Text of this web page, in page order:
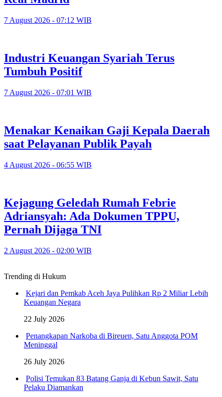
7 August 2026 - 07:12 WIB
Industri Keuangan Syariah Terus
Tumbuh Positif
7 August 2026 - 07:01 WIB
Menakar Kenaikan Gaji Kepala Daerah
saat Pelayanan Publik Payah
4 August 2026 - 06:55 WIB
Kejagung Geledah Rumah Febrie
Adriansyah: Ada Dokumen TPPU,
Pernah Dijaga TNI
2 August 2026 - 02:00 WIB
Trending di Hukum
Kejari dan Pemkab Aceh Jaya Pulihkan Rp 2 Miliar Lebih
Keuangan Negara
22 July 2026
Penangkapan Narkoba di Bireuen, Satu Anggota POM
Meninggal
26 July 2026
Polisi Temukan 83 Batang Ganja di Kebun Sawit, Satu
Pelaku Diamankan